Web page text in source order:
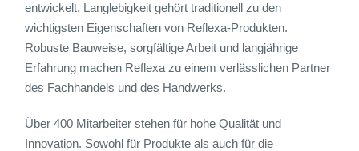
entwickelt. Langlebigkeit gehört traditionell zu den
wichtigsten Eigenschaften von Reflexa-Produkten.
Robuste Bauweise, sorgfältige Arbeit und langjährige
Erfahrung machen Reflexa zu einem verlässlichen Partner
des Fachhandels und des Handwerks.
Über 400 Mitarbeiter stehen für hohe Qualität und
Innovation. Sowohl für Produkte als auch für die